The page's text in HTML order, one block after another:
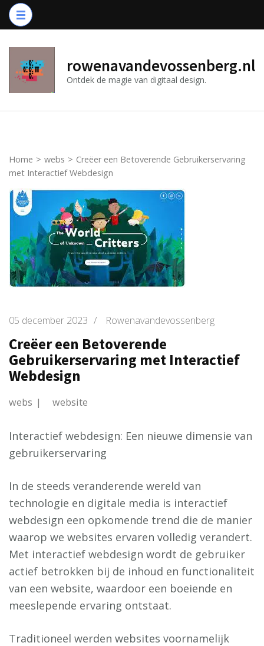
Ga
naar
(druk
Enter)
rowenavandevossenberg.nl
Ontdek de magie van digitaal design.
Home > webs > Creëer een Betoverende Gebruikerservaring
met Interactief Webdesign
05 december 2023 / Rowenavandevossenberg
Creëer een Betoverende
Gebruikerservaring met Interactief
Webdesign
webs website
Interactief webdesign: Een nieuwe dimensie van
gebruikerservaring
In de steeds veranderende wereld van
technologie en digitale media is interactief
webdesign een opkomende trend die de manier
waarop we websites ervaren volledig verandert.
Met interactief webdesign wordt de gebruiker
actief betrokken bij de inhoud en functionaliteit
van een website, waardoor een boeiende en
meeslepende ervaring ontstaat.
Traditioneel werden websites voornamelijk